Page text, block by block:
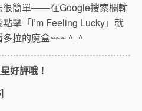
很簡單——在Google搜索欄輸
擊「I’m Feeling Lucky」就
拉的魔盒~~~ ^_^
好評哦！